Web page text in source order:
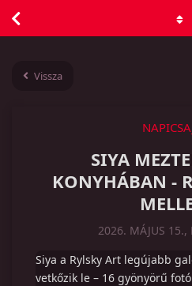
Vissza
SIYA
KONYHÁBAN -
2026. MÁJUS 15.,
Siya a Rylsky Art legújabb
vetkőzik le – 16 gyönyörű